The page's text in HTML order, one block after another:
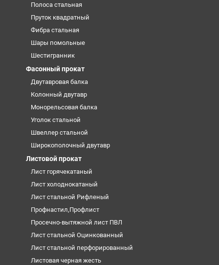
Полоса стальная
Пруток квадратный
Фибра стальная
Шары помольные
Шестигранник
Фасонный прокат
Двутавровая балка
Колонный двутавр
Монорельсовая балка
Уголок стальной
Швеллер стальной
Широкополочный двутавр
Листовой прокат
Лист горячекатаный
Лист холоднокатаный
Лист стальной Рифленый
Профнастил,Профлист
Просечно-вытяжной лист ПВЛ
Лист стальной Оцинкованный
Лист стальной перфорированный
Листовая черная жесть